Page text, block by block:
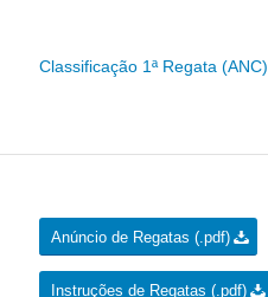
Classificação 1ª Regata (ANC)
Anúncio de Regatas (.pdf)
Instruções de Regatas (.pdf)